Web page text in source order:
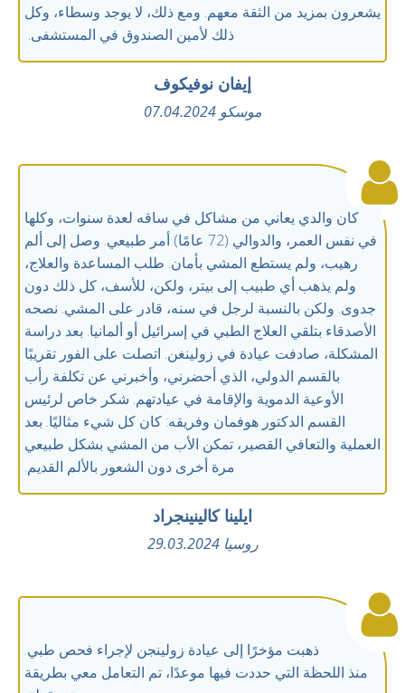
يشعرون بمزيد من الثقة معهم. ومع ذلك، لا يوجد وسطاء، وكل
ذلك لأمين الصندوق في المستشفى.
إيفان نوفيكوف
موسكو 07.04.2024
كان والدي يعاني من مشاكل في ساقه لعدة سنوات، وكلها
في نفس العمر، والدوالي (72 عامًا) أمر طبيعي. وصل إلى ألم
رهيب، ولم يستطع المشي بأمان. طلب المساعدة والعلاج،
ولم يذهب أي طبيب إلى بيتر، ولكن، للأسف، كل ذلك دون
جدوى. ولكن بالنسبة لرجل في سنه، قادر على المشي. نصحه
الأصدقاء بتلقي العلاج الطبي في إسرائيل أو ألمانيا. بعد دراسة
المشكلة، صادفت عيادة في زولينغن. اتصلت على الفور تقريبًا
بالقسم الدولي، الذي أحضرني، وأخبرني عن تكلفة رأب
الأوعية الدموية والإقامة في عيادتهم. شكر خاص لرئيس
القسم الدكتور هوفمان وفريقه: كان كل شيء مثاليًا. بعد
العملية والتعافي القصير، تمكن الأب من المشي بشكل طبيعي
مرة أخرى دون الشعور بالألم القديم.
ايلينا كالينينجراد
روسيا 29.03.2024
ذهبت مؤخرًا إلى عيادة زولينجن لإجراء فحص طبي.
منذ اللحظة التي حددت فيها موعدًا، تم التعامل معي بطريقة